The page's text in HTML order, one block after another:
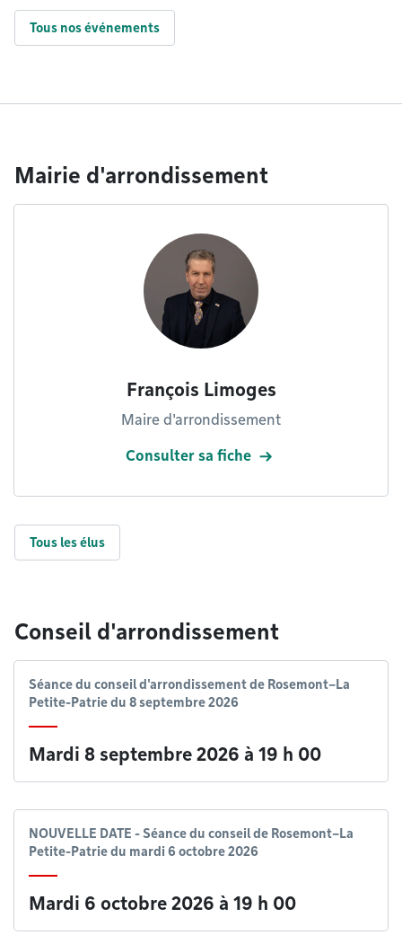
Tous nos événements
Mairie d'arrondissement
François Limoges
Maire d'arrondissement
Consulter sa fiche
Tous les élus
Conseil d'arrondissement
Séance du conseil d'arrondissement de Rosemont–La
Petite-Patrie du 8 septembre 2026
Mardi 8 septembre 2026 à 19 h 00
NOUVELLE DATE - Séance du conseil de Rosemont–La
Petite-Patrie du mardi 6 octobre 2026
Mardi 6 octobre 2026 à 19 h 00